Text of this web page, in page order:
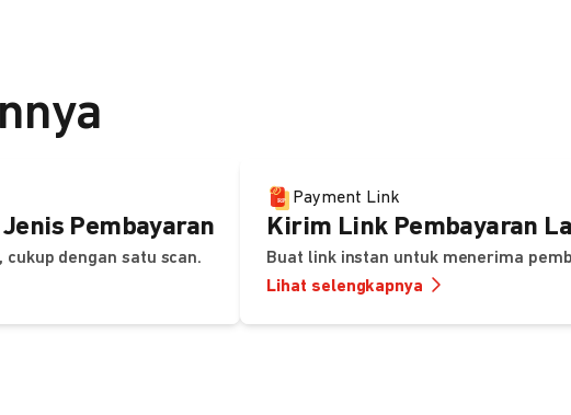
Pembayaran
cukup dengan satu scan.
Payment Link
Kirim Link Pembayaran
Buat link instan untuk menerima
Lihat selengkapnya